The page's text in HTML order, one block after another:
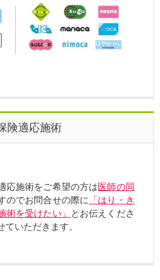
険適応施術
応施術をご希望の方は医師の同
のでお問合せの際に
「はり・き
術を受けたい」
とお伝えくださ
いただきます。